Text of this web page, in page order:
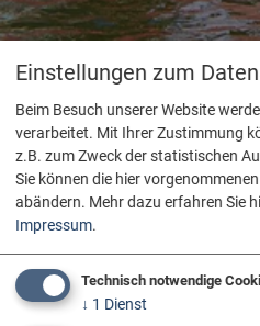
Einstellungen zum
Beim Besuch unserer Website
verarbeitet. Mit Ihrer Zustimmung
z.B. zum Zweck der statistischen
Sie können die hier
abändern. Mehr dazu erfahren Sie
Impressum.
Technisch notwendige
↓ 1 Dienst